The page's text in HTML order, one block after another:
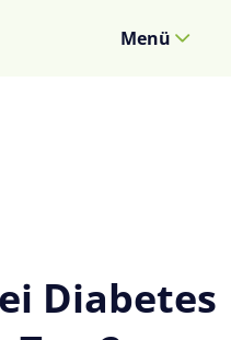
Menü
Diabetes